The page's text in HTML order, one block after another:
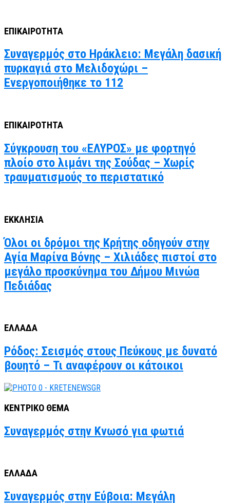
ΕΠΙΚΑΙΡΟΤΗΤΑ
Συναγερμός στο Ηράκλειο: Μεγάλη δασική
πυρκαγιά στο Μελιδοχώρι –
Ενεργοποιήθηκε το 112
ΕΠΙΚΑΙΡΟΤΗΤΑ
Σύγκρουση του «ΕΛΥΡΟΣ» με φορτηγό
πλοίο στο λιμάνι της Σούδας – Χωρίς
τραυματισμούς το περιστατικό
ΕΚΚΛΗΣΙΑ
Όλοι οι δρόμοι της Κρήτης οδηγούν στην
Αγία Μαρίνα Βόνης – Χιλιάδες πιστοί στο
μεγάλο προσκύνημα του Δήμου Μινώα
Πεδιάδας
ΕΛΛΑΔΑ
Ρόδος: Σεισμός στους Πεύκους με δυνατό
βουητό – Τι αναφέρουν οι κάτοικοι
ΚΕΝΤΡΙΚΟ ΘΕΜΑ
Συναγερμός στην Κνωσό για φωτιά
ΕΛΛΑΔΑ
Συναγερμός στην Εύβοια: Μεγάλη